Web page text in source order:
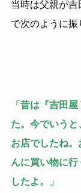
当時は父親が
で次のように振
「昔は『吉田
た。今でいう
お店でしたね
んに買い物に
したよ。」